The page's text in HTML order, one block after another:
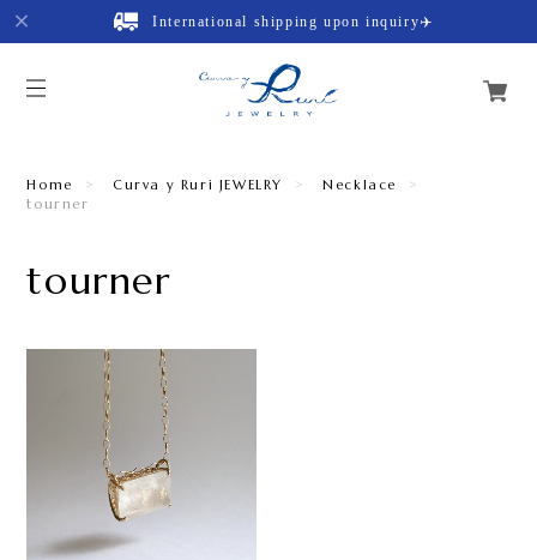
International shipping upon inquiry✈️
Home Curva y Ruri JEWELRY
Necklace
tourner
tourner